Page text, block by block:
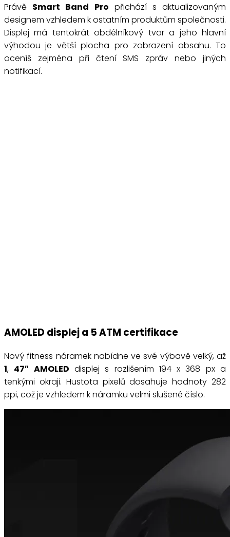
Právě Smart Band Pro přichází s aktualizovaným
designem vzhledem k ostatním produktům společnosti.
Displej má tentokrát obdélníkový tvar a jeho hlavní
výhodou je větší plocha pro zobrazení obsahu. To
oceníš zejména při čtení SMS zpráv nebo jiných
notifikací.
AMOLED displej a 5 ATM certifikace
Nový fitness náramek nabídne ve své výbavě velký, až
1, 47″ AMOLED displej s rozlišením 194 x 368 px a
tenkými okraji. Hustota pixelů dosahuje hodnoty 282
ppi, což je vzhledem k náramku velmi slušené číslo.